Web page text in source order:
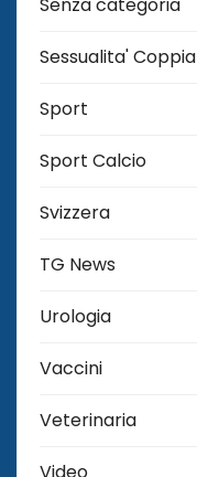
Senza categoria
Sessualita' Coppia
Sport
Sport Calcio
Svizzera
TG News
Urologia
Vaccini
Veterinaria